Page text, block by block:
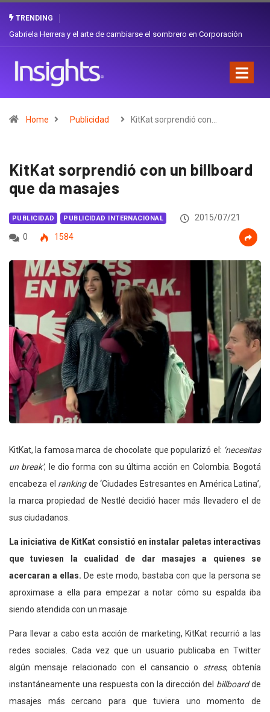
TRENDING
Gabriela Herrera y el arte de cambiarse el sombrero en Corporación
Home Publicidad KitKat sorprendió con…
KitKat sorprendió con un billboard
que da masajes
PUBLICIDAD PUBLICIDAD INTERNACIONAL
2015/07/21
0
1584
KitKat, la famosa marca de chocolate que popularizó el: ‘necesitas
un break’, le dio forma con su última acción en Colombia. Bogotá
encabeza el rankingde ‘Ciudades Estresantes en América Latina’,
la marca propiedad de Nestlé decidió hacer más llevadero el de
sus ciudadanos.
La iniciativa de KitKat consistió en instalar paletas interactivas
que tuviesen la cualidad de dar masajes a quienes se
acercaran a ellas. De este modo, bastaba con que la persona se
aproximase a ella para empezar a notar cómo su espalda iba
siendo atendida con un masaje.
Para llevar a cabo esta acción de marketing, KitKat recurrió a las
redes sociales. Cada vez que un usuario publicaba en Twitter
algún mensaje relacionado con el cansancio o stress, obtenía
instantáneamente una respuesta con la dirección del billboardde
masajes más cercano para que tuviera uno momento de